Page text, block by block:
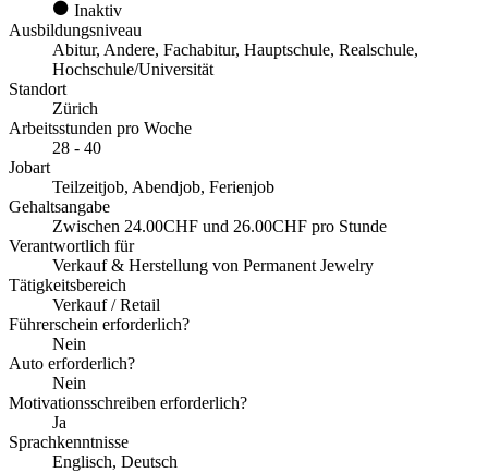
Inaktiv
Ausbildungsniveau
Abitur, Andere, Fachabitur, Hauptschule, Realschule,
Hochschule/Universität
Standort
Zürich
Arbeitsstunden pro Woche
28 - 40
Jobart
Teilzeitjob, Abendjob, Ferienjob
Gehaltsangabe
Zwischen 24.00CHF und 26.00CHF pro Stunde
Verantwortlich für
Verkauf & Herstellung von Permanent Jewelry
Tätigkeitsbereich
Verkauf / Retail
Führerschein erforderlich?
Nein
Auto erforderlich?
Nein
Motivationsschreiben erforderlich?
Ja
Sprachkenntnisse
Englisch, Deutsch